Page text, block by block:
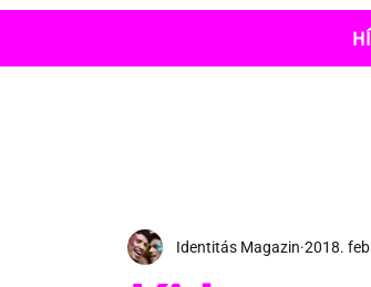
Identitás Magazin 2018.